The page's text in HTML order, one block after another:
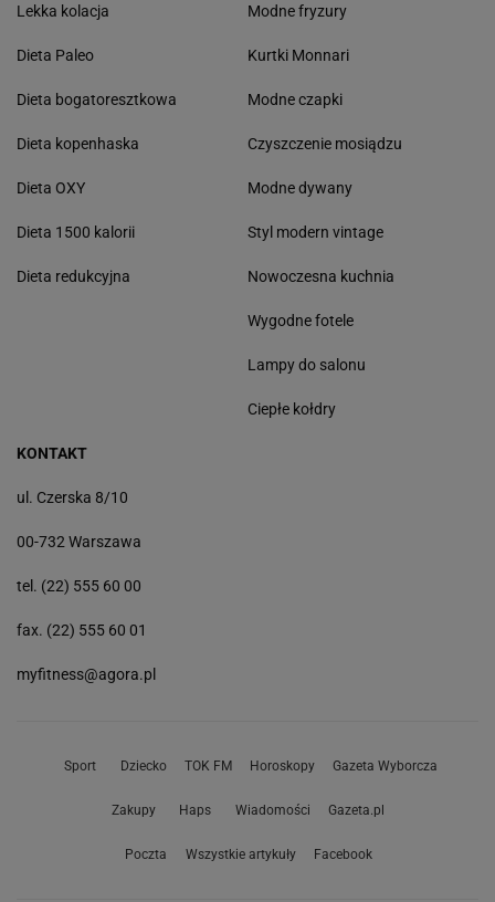
Lekka kolacja
Dieta Paleo
Dieta bogatoresztkowa
Dieta kopenhaska
Dieta OXY
Dieta 1500 kalorii
Dieta redukcyjna
Modne fryzury
Kurtki Monnari
Modne czapki
Czyszczenie mosiądzu
Modne dywany
Styl modern vintage
Nowoczesna kuchnia
Wygodne fotele
Lampy do salonu
Ciepłe kołdry
KONTAKT
ul. Czerska 8/10
00-732 Warszawa
tel. (22) 555 60 00
fax. (22) 555 60 01
myfitness@agora.pl
Sport Dziecko TOK FM Horoskopy Gazeta Wyborcza
Zakupy Haps Wiadomości Gazeta.pl
Poczta Wszystkie artykuły Facebook